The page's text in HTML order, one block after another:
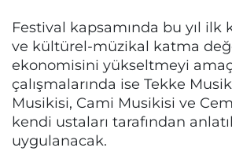
Festival kapsamında bu yıl ilk
ve kültürel-müzikal katma
ekonomisini yükseltmeyi
çalışmalarında ise Tekke
Musikisi, Cami Musikisi ve
kendi ustaları tarafından
uygulanacak.